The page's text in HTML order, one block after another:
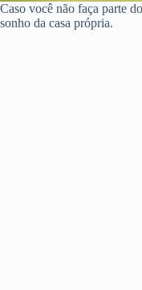
Caso você não faça parte
sonho da casa própria.